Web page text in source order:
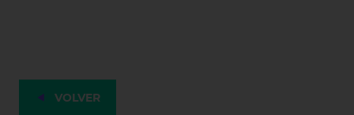
VOLVER